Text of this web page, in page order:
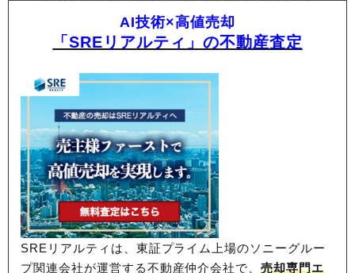
AI技術×高値売却
「SREリアルティ」の不動産査定
SREリアルティは、東証プライム上場のソニーグルー
プ関連会社が運営する不動産仲介会社で、売却専門エ